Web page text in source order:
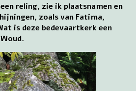
reling, zie ik plaatsnamen en
zoals van Fatima,
is deze bedevaartkerk een